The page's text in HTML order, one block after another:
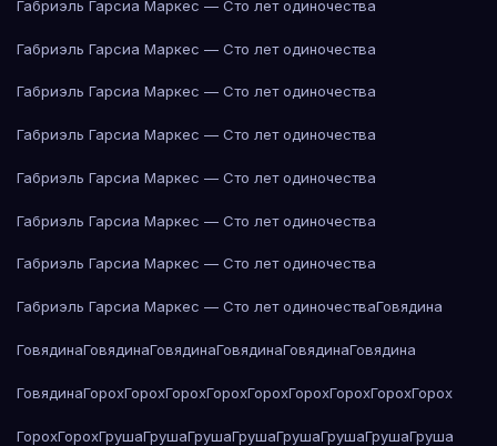
Габриэль Гарсиа Маркес — Сто лет одиночества
Габриэль Гарсиа Маркес — Сто лет одиночества
Габриэль Гарсиа Маркес — Сто лет одиночества
Габриэль Гарсиа Маркес — Сто лет одиночества
Габриэль Гарсиа Маркес — Сто лет одиночества
Габриэль Гарсиа Маркес — Сто лет одиночества
Габриэль Гарсиа Маркес — Сто лет одиночества
Габриэль Гарсиа Маркес — Сто лет одиночестваГовядина
ГовядинаГовядинаГовядинаГовядинаГовядинаГовядина
ГовядинаГорохГорохГорохГорохГорохГорохГорохГорохГорох
ГорохГорохГрушаГрушаГрушаГрушаГрушаГрушаГрушаГруша